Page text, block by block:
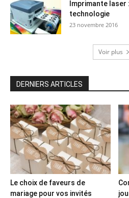
Imprimante laser
technologie
23 novembre 2016
Voir plus
DERNIERS ARTICLES
Le choix de faveurs de
mariage pour vos invités